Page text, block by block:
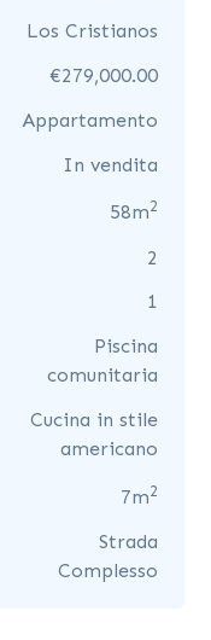
Los Cristianos
€279,000.00
Appartamento
In vendita
58m2
2
1
Piscina
comunitaria
Cucina in stile
americano
7m2
Strada
Complesso